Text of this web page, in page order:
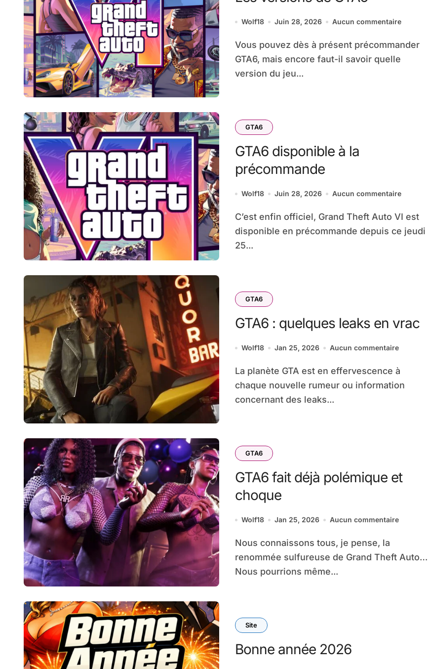
Wolf18 Juin 28, 2026 Aucun commentaire
Vous pouvez dès à présent précommander
GTA6, mais encore faut-il savoir quelle
version du jeu...
GTA6
GTA6 disponible à la
précommande
Wolf18 Juin 28, 2026 Aucun commentaire
C’est enfin officiel, Grand Theft Auto VI est
disponible en précommande depuis ce jeudi
25...
GTA6
GTA6 : quelques leaks en vrac
Wolf18 Jan 25, 2026 Aucun commentaire
La planète GTA est en effervescence à
chaque nouvelle rumeur ou information
concernant des leaks...
GTA6
GTA6 fait déjà polémique et
choque
Wolf18 Jan 25, 2026 Aucun commentaire
Nous connaissons tous, je pense, la
renommée sulfureuse de Grand Theft Auto…
Nous pourrions même...
Site
Bonne année 2026